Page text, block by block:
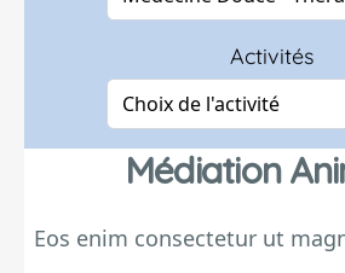
Activités
Médiation
Eos enim consectetur ut